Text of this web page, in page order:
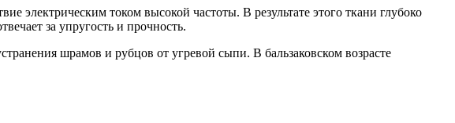
электрическим током высокой частоты. В результате этого ткани глубоко
за упругость и прочность.
шрамов и рубцов от угревой сыпи. В бальзаковском возрасте